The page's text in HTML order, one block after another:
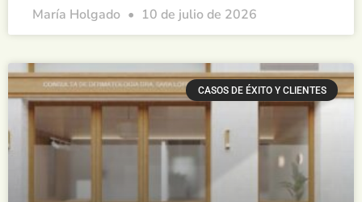
María Holgado 10 de julio de 2026
CASOS DE ÉXITO Y CLIENTES